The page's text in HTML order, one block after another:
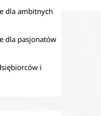
dla ambitnych
dla pasjonatów
i